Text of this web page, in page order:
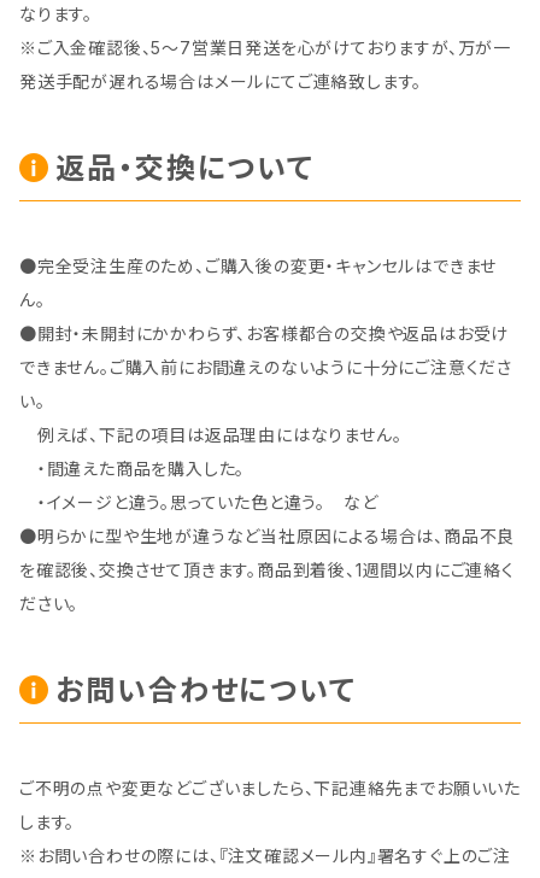
なります。
※ご入金確認後、5～7営業日発送を心がけておりますが、万が一
発送手配が遅れる場合はメールにてご連絡致します。
返品・交換について
●完全受注生産のため、ご購入後の変更・キャンセルはできませ
ん。
●開封・未開封にかかわらず、お客様都合の交換や返品はお受け
できません。ご購入前にお間違えのないように十分にご注意くださ
い。
例えば、下記の項目は返品理由にはなりません。
・間違えた商品を購入した。
・イメージと違う。思っていた色と違う。 など
●明らかに型や生地が違うなど当社原因による場合は、商品不良
を確認後、交換させて頂きます。商品到着後、1週間以内にご連絡く
ださい。
お問い合わせについて
ご不明の点や変更などございましたら、下記連絡先までお願いいた
します。
※お問い合わせの際には、『注文確認メール内』署名すぐ上のご注